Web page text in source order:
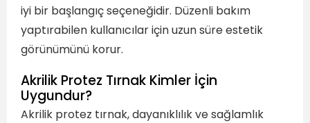
iyi bir başlangıç seçeneğidir. Düzenli bakım
yaptırabilen kullanıcılar için uzun süre estetik
görünümünü korur.
Akrilik Protez Tırnak Kimler İçin
Uygundur?
Akrilik protez tırnak, dayanıklılık ve sağlamlık